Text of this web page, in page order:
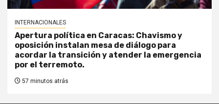
INTERNACIONALES
Apertura política en Caracas: Chavismo y
oposición instalan mesa de diálogo para
acordar la transición y atender la emergencia
por el terremoto.
57 minutos atrás